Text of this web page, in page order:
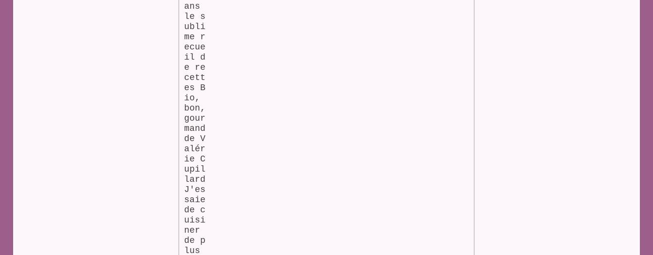
ans
le s
ubli
me r
ecue
il d
e re
cett
es B
io,
bon,
gour
mand
de V
alér
ie C
upil
lard
J'es
saie
de c
uisi
ner
de p
lus